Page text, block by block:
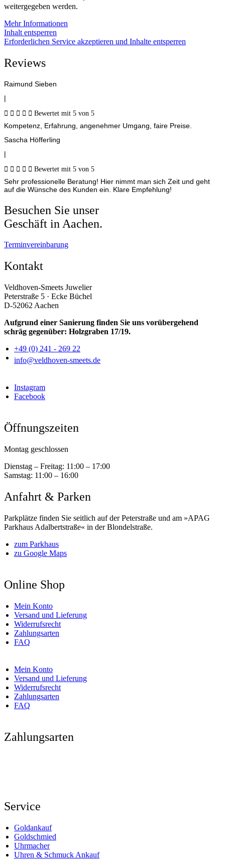
weitergegeben werden.
Mehr Informationen
Inhalt entsperren
Erforderlichen Service akzeptieren und Inhalte entsperren
Reviews
Raimund Sieben
|
     Bewertet mit 5 von 5
Kompetenz, Erfahrung, angenehmer Umgang, faire Preise.
Sascha Höfferling
|
     Bewertet mit 5 von 5
Sehr professionelle Beratung! Hier nimmt man sich Zeit und geht
auf die Wünsche des Kunden ein. Klare Empfehlung!
Besuchen Sie unser
Geschäft in Aachen.
Terminvereinbarung
Kontakt
Veldhoven-Smeets Juwelier
Peterstraße 5 · Ecke Büchel
D-52062 Aachen
Aufgrund einer Sanierung finden Sie uns vorübergehend
schräg gegenüber: Holzgraben 17/19.
+49 (0) 241 - 269 22
info@veldhoven-smeets.de
Instagram
Facebook
Öffnungszeiten
Montag geschlossen
Dienstag – Freitag: 11:00 – 17:00
Samstag: 11:00 – 16:00
Anfahrt & Parken
Parkplätze finden Sie seitlich auf der Peterstraße und am »APAG
Parkhaus Adalbertstraße« in der Blondelstraße.
zum Parkhaus
zu Google Maps
Online Shop
Mein Konto
Versand und Lieferung
Widerrufsrecht
Zahlungsarten
FAQ
Mein Konto
Versand und Lieferung
Widerrufsrecht
Zahlungsarten
FAQ
Zahlungsarten
Service
Goldankauf
Goldschmied
Uhrmacher
Uhren & Schmuck Ankauf